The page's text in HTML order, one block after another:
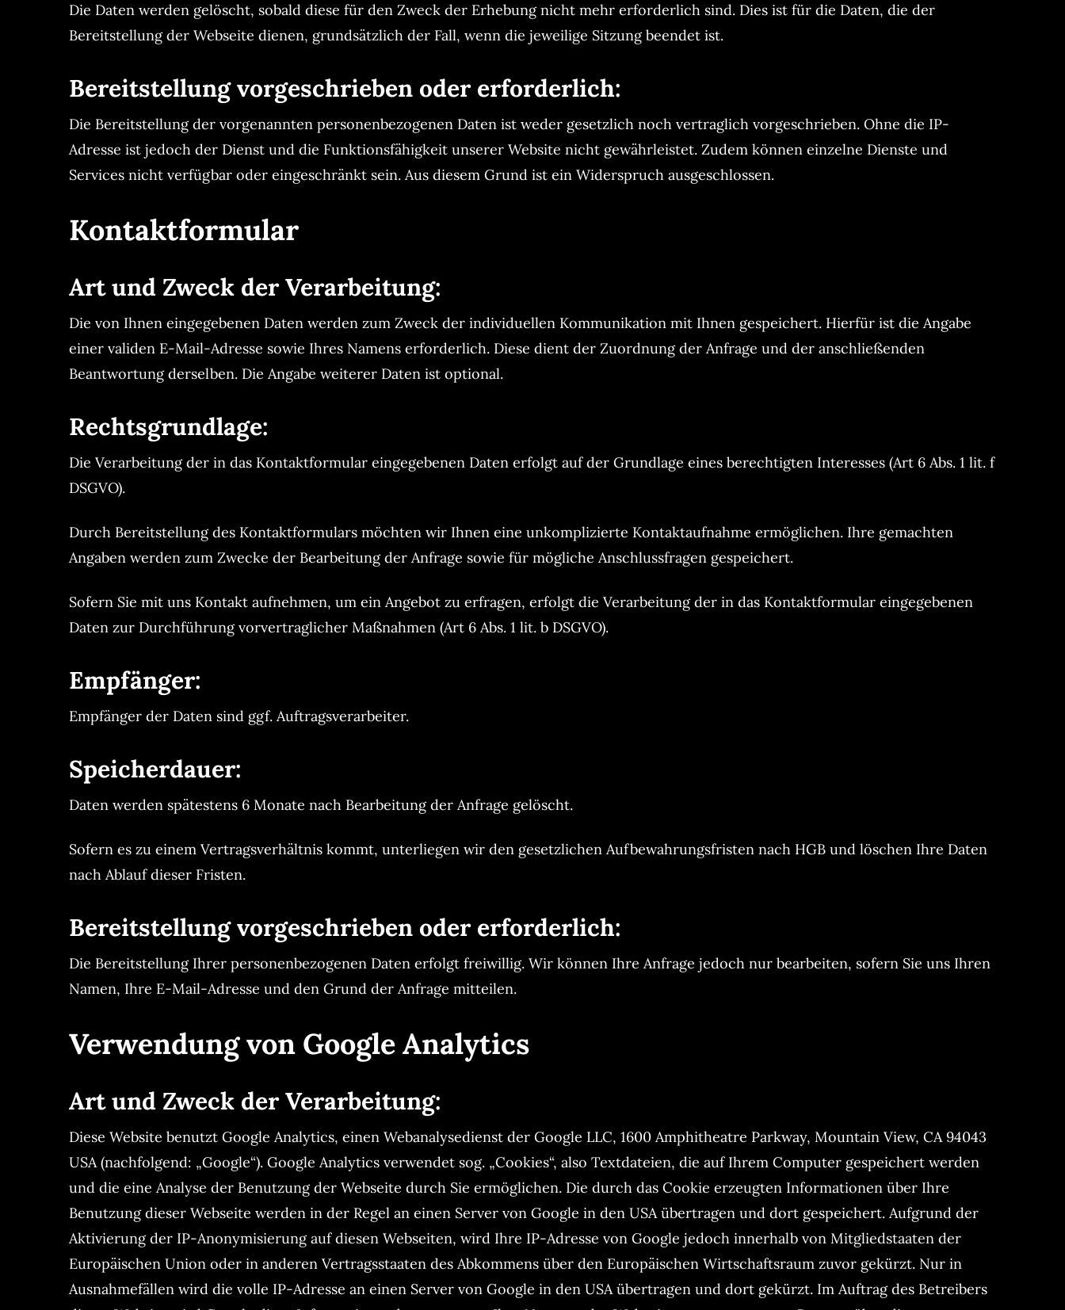
Die Daten werden gelöscht, sobald diese für den Zweck der Erhebung nicht mehr erforderlich sind. Dies ist für die Daten, die der
Bereitstellung der Webseite dienen, grundsätzlich der Fall, wenn die jeweilige Sitzung beendet ist.
Bereitstellung vorgeschrieben oder erforderlich:
Die Bereitstellung der vorgenannten personenbezogenen Daten ist weder gesetzlich noch vertraglich vorgeschrieben. Ohne die IP-
Adresse ist jedoch der Dienst und die Funktionsfähigkeit unserer Website nicht gewährleistet. Zudem können einzelne Dienste und
Services nicht verfügbar oder eingeschränkt sein. Aus diesem Grund ist ein Widerspruch ausgeschlossen.
Kontaktformular
Art und Zweck der Verarbeitung:
Die von Ihnen eingegebenen Daten werden zum Zweck der individuellen Kommunikation mit Ihnen gespeichert. Hierfür ist die Angabe
einer validen E-Mail-Adresse sowie Ihres Namens erforderlich. Diese dient der Zuordnung der Anfrage und der anschließenden
Beantwortung derselben. Die Angabe weiterer Daten ist optional.
Rechtsgrundlage:
Die Verarbeitung der in das Kontaktformular eingegebenen Daten erfolgt auf der Grundlage eines berechtigten Interesses (Art 6 Abs. 1 lit. f
DSGVO).
Durch Bereitstellung des Kontaktformulars möchten wir Ihnen eine unkomplizierte Kontaktaufnahme ermöglichen. Ihre gemachten
Angaben werden zum Zwecke der Bearbeitung der Anfrage sowie für mögliche Anschlussfragen gespeichert.
Sofern Sie mit uns Kontakt aufnehmen, um ein Angebot zu erfragen, erfolgt die Verarbeitung der in das Kontaktformular eingegebenen
Daten zur Durchführung vorvertraglicher Maßnahmen (Art 6 Abs. 1 lit. b DSGVO).
Empfänger:
Empfänger der Daten sind ggf. Auftragsverarbeiter.
Speicherdauer:
Daten werden spätestens 6 Monate nach Bearbeitung der Anfrage gelöscht.
Sofern es zu einem Vertragsverhältnis kommt, unterliegen wir den gesetzlichen Aufbewahrungsfristen nach HGB und löschen Ihre Daten
nach Ablauf dieser Fristen.
Bereitstellung vorgeschrieben oder erforderlich:
Die Bereitstellung Ihrer personenbezogenen Daten erfolgt freiwillig. Wir können Ihre Anfrage jedoch nur bearbeiten, sofern Sie uns Ihren
Namen, Ihre E-Mail-Adresse und den Grund der Anfrage mitteilen.
Verwendung von Google Analytics
Art und Zweck der Verarbeitung:
Diese Website benutzt Google Analytics, einen Webanalysedienst der Google LLC, 1600 Amphitheatre Parkway, Mountain View, CA 94043
USA (nachfolgend: „Google“). Google Analytics verwendet sog. „Cookies“, also Textdateien, die auf Ihrem Computer gespeichert werden
und die eine Analyse der Benutzung der Webseite durch Sie ermöglichen. Die durch das Cookie erzeugten Informationen über Ihre
Benutzung dieser Webseite werden in der Regel an einen Server von Google in den USA übertragen und dort gespeichert. Aufgrund der
Aktivierung der IP-Anonymisierung auf diesen Webseiten, wird Ihre IP-Adresse von Google jedoch innerhalb von Mitgliedstaaten der
Europäischen Union oder in anderen Vertragsstaaten des Abkommens über den Europäischen Wirtschaftsraum zuvor gekürzt. Nur in
Ausnahmefällen wird die volle IP-Adresse an einen Server von Google in den USA übertragen und dort gekürzt. Im Auftrag des Betreibers